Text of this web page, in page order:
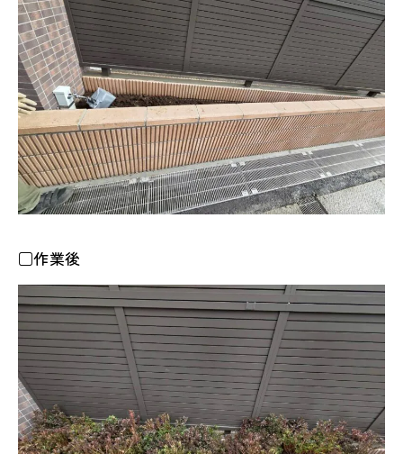
□作業後